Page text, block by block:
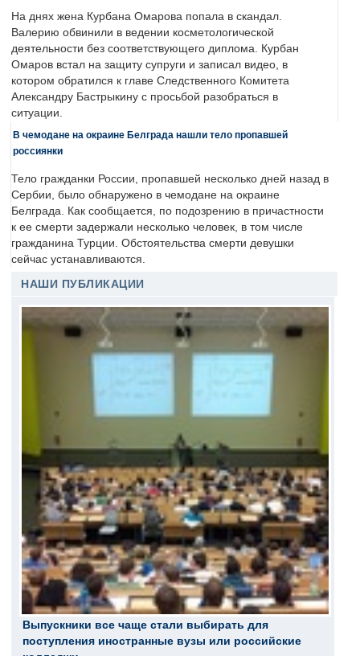
На днях жена Курбана Омарова попала в скандал.
Валерию обвинили в ведении косметологической
деятельности без соответствующего диплома. Курбан
Омаров встал на защиту супруги и записал видео, в
котором обратился к главе Следственного Комитета
Александру Бастрыкину с просьбой разобраться в
ситуации.
В чемодане на окраине Белграда нашли тело пропавшей
россиянки
Тело гражданки России, пропавшей несколько дней назад в
Сербии, было обнаружено в чемодане на окраине
Белграда. Как сообщается, по подозрению в причастности
к ее смерти задержали несколько человек, в том числе
гражданина Турции. Обстоятельства смерти девушки
сейчас устанавливаются.
НАШИ ПУБЛИКАЦИИ
Выпускники все чаще стали выбирать для
поступления иностранные вузы или российские